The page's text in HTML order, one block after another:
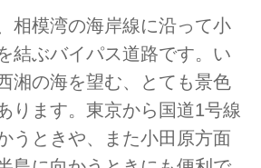
相模湾の海岸線に沿って小
結ぶバイパス道路です。い
湘の海を望む、とても景色
ります。東京から国道1号線
うときや、また小田原方面